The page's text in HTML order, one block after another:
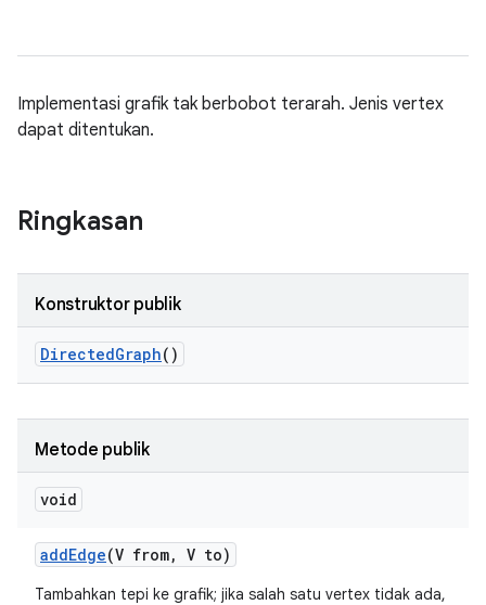
Implementasi grafik tak berbobot terarah. Jenis vertex
dapat ditentukan.
Ringkasan
Konstruktor publik
DirectedGraph()
Metode publik
void
addEdge(V from, V to)
Tambahkan tepi ke grafik; jika salah satu vertex tidak ada,